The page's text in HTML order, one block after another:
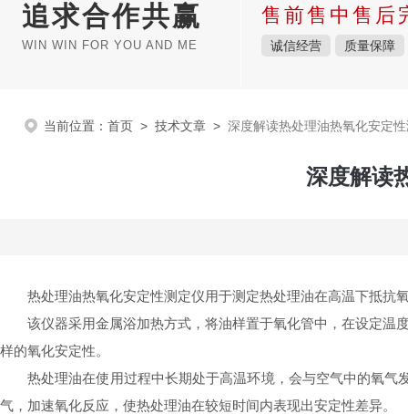
追求合作共赢
WIN WIN FOR YOU AND ME
售前售中售后
诚信经营 质量保障
当前位置： 首页 > 技术文章 > 深度解读热处理油热氧化安定
深度解读
热处理油热氧化安定性测定仪用于测定热处理油在高温下抵抗
该仪器采用金属浴加热方式，将油样置于氧化管中，在设定温
样的氧化安定性。
热处理油在使用过程中长期处于高温环境，会与空气中的氧
气，加速氧化反应，使热处理油在较短时间内表现出安定性差异。